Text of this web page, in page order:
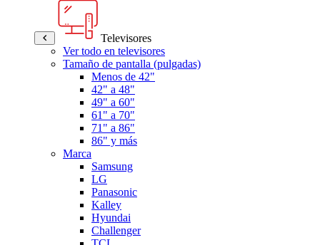
Televisores
Ver todo en televisores
Tamaño de pantalla (pulgadas)
Menos de 42"
42" a 48"
49" a 60"
61" a 70"
71" a 86"
86" y más
Marca
Samsung
LG
Panasonic
Kalley
Hyundai
Challenger